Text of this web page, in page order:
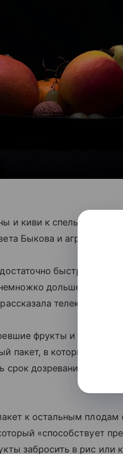
и киви к спелым
Быкова и агроном
быстро. Ему
дольше.
телеканалу
фрукты и овощи в
пакет, в который
срок дозревания можно
к остальным плодам
«способствует
забросить в рис или